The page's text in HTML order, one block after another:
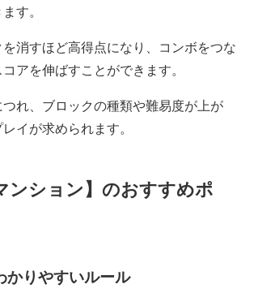
す。
消すほど高得点になり、コンボをつな
アを伸ばすことができます。
れ、ブロックの種類や難易度が上が
イが求められます。
ンション】のおすすめポ
かりやすいルール